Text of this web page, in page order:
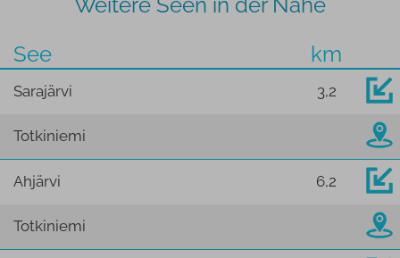
See
km
Sarajärvi 3,2
Totkiniemi
Ahjärvi 6,2
Totkiniemi